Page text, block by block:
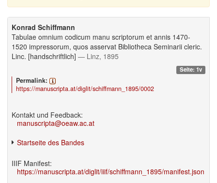
Konrad Schiffmann
Tabulae omnium codicum manu scriptorum et annis 1470-
1520 impressorum, quos asservat Bibliotheca Seminarii cleric.
Linc. [handschriftlich] — Linz, 1895
Seite: 1v
Permalink:
https://manuscripta.at/diglit/schiffmann_1895/0002
Kontakt und Feedback:
manuscripta@oeaw.ac.at
Startseite des Bandes
IIIF Manifest:
https://manuscripta.at/diglit/iiif/schiffmann_1895/manifest.json